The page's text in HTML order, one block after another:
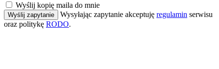
Wyślij kopię maila do mnie
Wyślij zapytanie Wysyłając zapytanie akceptuję regulamin serwisu
oraz politykę RODO.